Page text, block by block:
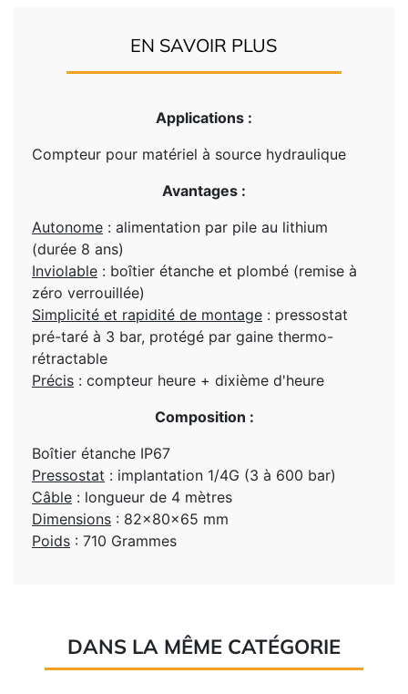
EN SAVOIR PLUS
Applications :
Compteur pour matériel à source hydraulique
Avantages :
Autonome : alimentation par pile au lithium
(durée 8 ans)
Inviolable : boîtier étanche et plombé (remise à
zéro verrouillée)
Simplicité et rapidité de montage : pressostat
pré-taré à 3 bar, protégé par gaine thermo-
rétractable
Précis : compteur heure + dixième d'heure
Composition :
Boîtier étanche IP67
Pressostat : implantation 1/4G (3 à 600 bar)
Câble : longueur de 4 mètres
Dimensions : 82x80x65 mm
Poids : 710 Grammes
DANS LA MÊME CATÉGORIE